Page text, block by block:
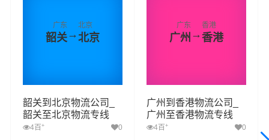
广东
韶关→
北京
北京
韶关到北京物流公司_
韶关至北京物流专线
4百 + 0
广东
广州 →
香港
香港
广州到香港物流公司_
广州至香港物流专线
4百 + 0